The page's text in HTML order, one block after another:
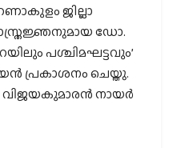
ജില്ലാ
ഡോ.
പശ്ചിമഘട്ടവും’
പ്രകാശനം ചെയ്തു.
വിജയകുമാരന്‍ നായര്‍